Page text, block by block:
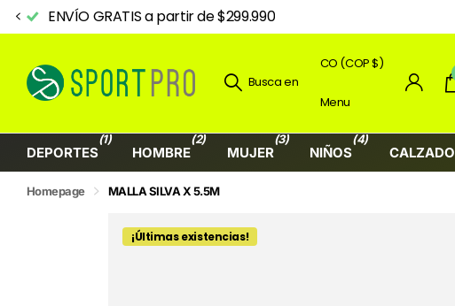
a partir de $299.990
Busca en
CO (COP $)
Menu
DEPORTES
(1)
HOMBRE
(2)
MUJER
(3)
NIÑOS
(4)
CALZADO
Homepage MALLA SILVA X 5.5M
¡Últimas existencias!